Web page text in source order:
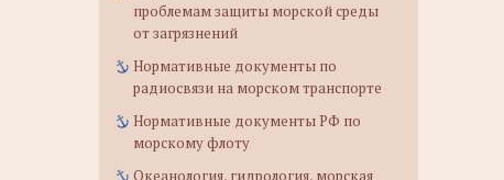
проблемам защиты морской среды
от загрязнений
Нормативные документы по
радиосвязи на морском транспорте
Нормативные документы РФ по
морскому флоту
Океанология, гидрология, морская